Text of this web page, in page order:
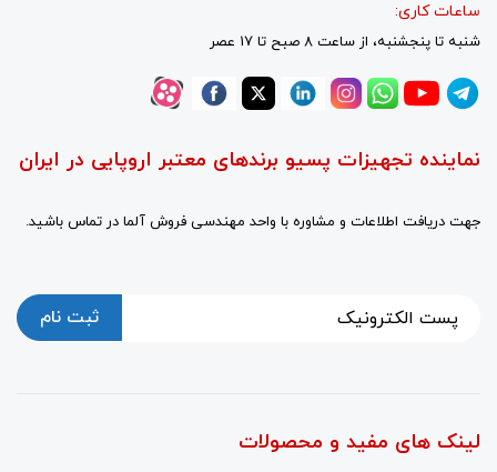
ساعات کاری:
شنبه تا پنجشنبه، از ساعت 8 صبح تا 17 عصر
نماینده تجهیزات پسیو برندهای معتبر اروپایی در ایران
جهت دریافت اطلاعات و مشاوره با واحد مهندسی فروش آلما در تماس باشید.
ثبت نام
لینک های مفید و محصولات